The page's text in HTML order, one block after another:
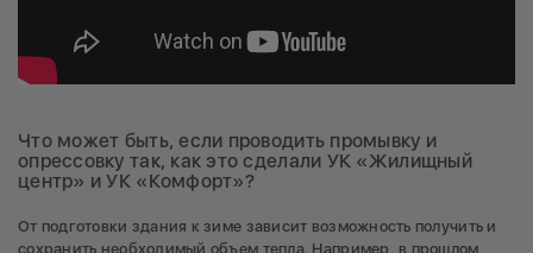
Что может быть, если проводить промывку и
опрессовку так, как это сделали УК «Жилищный
центр» и УК «Комфорт»?
От подготовки здания к зиме зависит возможность получить и
сохранить необходимый объем тепла. Например, в прошлом